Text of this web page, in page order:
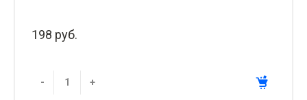
198 руб.
- +